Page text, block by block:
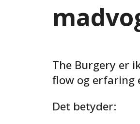
The Burgery er
flow og erfaring
Det betyder: